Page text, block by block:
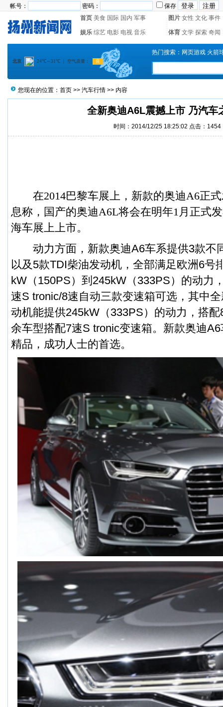
帐号： 密码：
保存
首页 美食 国际 国内 军事 图片 女性 文化 事件
娱乐 综艺 电影 电视 音乐 体育 文学 探索 奇闻
热门搜索： 网页游戏 火箭
您现在的位置： 首页 >> 汽车行情 >> 内容
全新奥迪A6L震撼上市 乃汽车
时间：2014/12/25 18:25:02 点击： 1454
在2014巴黎车展上，新款的奥迪A6正
息称，国产的奥迪A6L将会在明年1月正式
海车展上上市。
动力方面，新款奥迪A6车系提供3款不
以及5款TDI柴油发动机，全部满足欧洲6号
kW（150PS）到245kW（333PS）的动力
速S tronic/8速自动三款变速箱可选，其中
动机能提供245kW（333PS）的动力，搭
余车型搭配7速S tronic变速箱。新款奥迪
精品，成功人士的首选。